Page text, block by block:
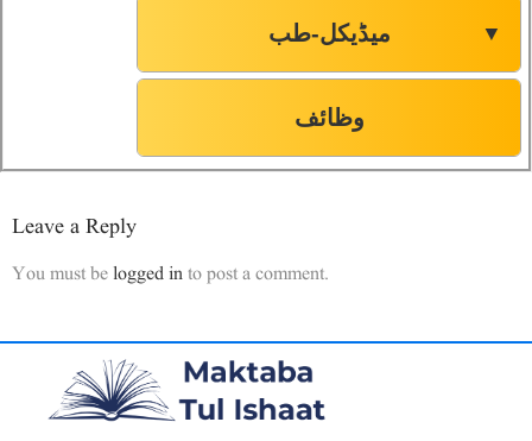
میڈیکل-طب ▼
وظائف
Leave a Reply
You must belogged into post a comment.